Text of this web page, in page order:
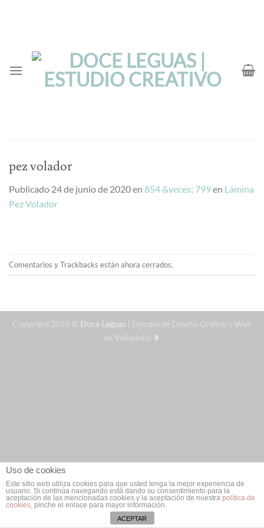
pez volador
Publicado 24 de junio de 2020en 854 &veces; 799en Lámina
Pez Volador
Comentarios y Trackbacks están ahora cerrados.
Copyright 2026 © Doce Leguas | Estudio de Diseño Gráfico y Web
en Valladolid ❥
Uso de cookies
Este sitio web utiliza cookies para que usted tenga la mejor experiencia de
usuario. Si continúa navegando está dando su consentimiento para la
aceptación de las mencionadas cookies y la aceptación de nuestra política de
cookies, pinche el enlace para mayor información.
ACEPTAR